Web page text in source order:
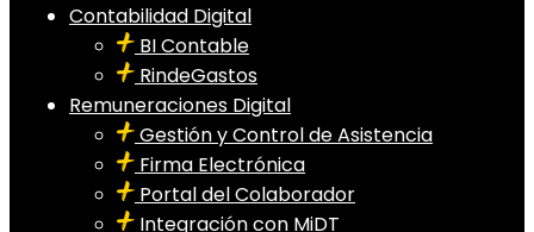
Contabilidad Digital
BI Contable
RindeGastos
Remuneraciones Digital
Gestión y Control de Asistencia
Firma Electrónica
Portal del Colaborador
Integración con MiDT